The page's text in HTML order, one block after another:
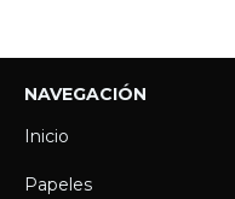
NAVEGACIÓN
Inicio
Papeles